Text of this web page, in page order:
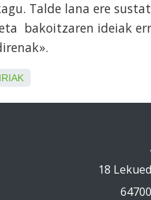
Talde lana ere
bakoitzaren ideiak
18